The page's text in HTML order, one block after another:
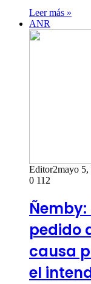
Leer más »
ANR
Editor2mayo 5,
0 112
pedido
causa
el